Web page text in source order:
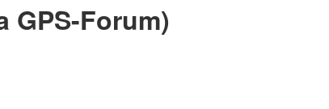
GPS-Forum)